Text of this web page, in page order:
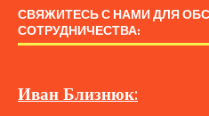
СВЯЖИТЕСЬ С НАМИ ДЛЯ
СОТРУДНИЧЕСТВА:
ИванБлизнюк: